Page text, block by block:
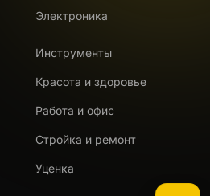
Электроника
Инструменты
Красота и здоровье
Работа и офис
Стройка и ремонт
Уценка